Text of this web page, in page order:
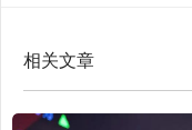
相关文章